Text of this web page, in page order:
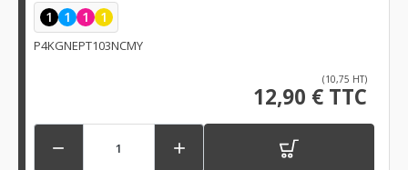
1 1 1 1
P4KGNEPT103NCMY
(10,75 HT)
12,90 € TTC
 